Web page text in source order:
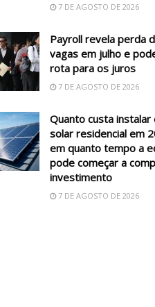
7 DE AGOSTO DE 2026
Payroll revela perda
vagas em julho e
rota para os juros
7 DE AGOSTO DE 2026
Quanto custa instalar
solar residencial em
em quanto tempo a
pode começar a
investimento
7 DE AGOSTO DE 2026